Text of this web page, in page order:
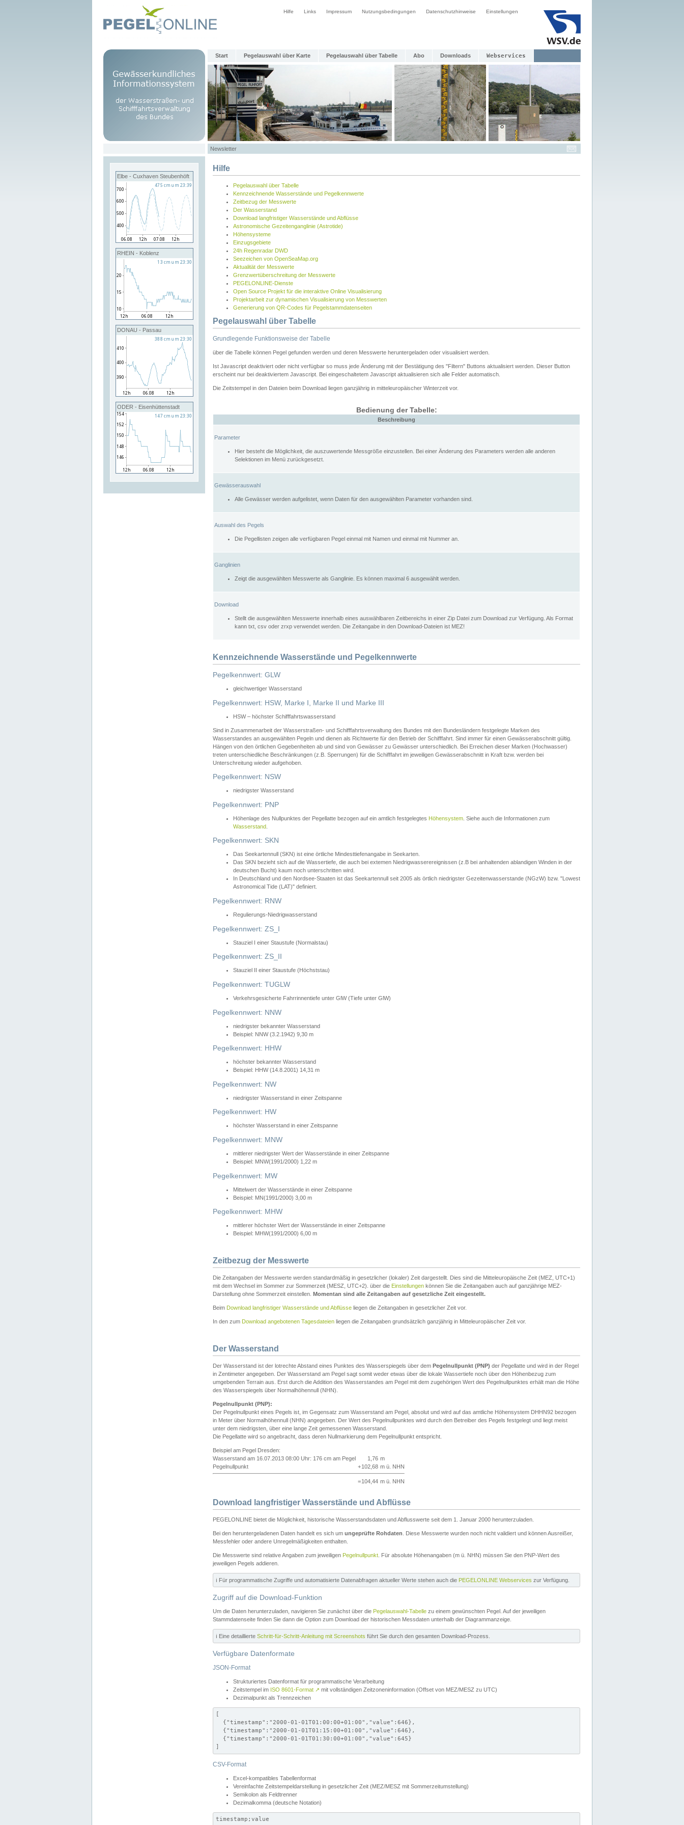
Hilfe Links Impressum Nutzungsbedingungen Datenschutzhinweise Einstellungen
Start Pegelauswahl über Karte Pegelauswahl über Tabelle Abo Downloads Webservices
Newsletter
Elbe - Cuxhaven Steubenhöft
RHEIN - Koblenz
DONAU - Passau
ODER - Eisenhüttenstadt
Hilfe
Pegelauswahl über Tabelle
Kennzeichnende Wasserstände und Pegelkennwerte
Zeitbezug der Messwerte
Der Wasserstand
Download langfristiger Wasserstände und Abflüsse
Astronomische Gezeitenganglinie (Astrotide)
Höhensysteme
Einzugsgebiete
24h Regenradar DWD
Seezeichen von OpenSeaMap.org
Aktualität der Messwerte
Grenzwertüberschreitung der Messwerte
PEGELONLINE-Dienste
Open Source Projekt für die interaktive Online Visualisierung
Projektarbeit zur dynamischen Visualisierung von Messwerten
Generierung von QR-Codes für Pegelstammdatenseiten
Pegelauswahl über Tabelle
Grundlegende Funktionsweise der Tabelle
über die Tabelle können Pegel gefunden werden und deren Messwerte heruntergeladen oder visualisiert werden.
Ist Javascript deaktiviert oder nicht verfügbar so muss jede Änderung mit der Bestätigung des "Filtern" Buttons aktualisiert werden. Dieser Button
erscheint nur bei deaktiviertem Javascript. Bei eingeschaltetem Javascript aktualisieren sich alle Felder automatisch.
Die Zeitstempel in den Dateien beim Download liegen ganzjährig in mitteleuropäischer Winterzeit vor.
Bedienung der Tabelle:
Beschreibung
Parameter
Hier besteht die Möglichkeit, die auszuwertende Messgröße einzustellen. Bei einer Änderung des Parameters werden alle anderen
Selektionen im Menü zurückgesetzt.
Gewässerauswahl
Alle Gewässer werden aufgelistet, wenn Daten für den ausgewählten Parameter vorhanden sind.
Auswahl des Pegels
Die Pegellisten zeigen alle verfügbaren Pegel einmal mit Namen und einmal mit Nummer an.
Ganglinien
Zeigt die ausgewählten Messwerte als Ganglinie. Es können maximal 6 ausgewählt werden.
Download
Stellt die ausgewählten Messwerte innerhalb eines auswählbaren Zeitbereichs in einer Zip Datei zum Download zur Verfügung. Als Format
kann txt, csv oder zrxp verwendet werden. Die Zeitangabe in den Download-Dateien ist MEZ!
Kennzeichnende Wasserstände und Pegelkennwerte
Pegelkennwert: GLW
gleichwertiger Wasserstand
Pegelkennwert: HSW, Marke I, Marke II und Marke III
HSW – höchster Schifffahrtswasserstand
Sind in Zusammenarbeit der Wasserstraßen- und Schifffahrtsverwaltung des Bundes mit den Bundesländern festgelegte Marken des
Wasserstandes an ausgewählten Pegeln und dienen als Richtwerte für den Betrieb der Schifffahrt. Sind immer für einen Gewässerabschnitt gültig.
Hängen von den örtlichen Gegebenheiten ab und sind von Gewässer zu Gewässer unterschiedlich. Bei Erreichen dieser Marken (Hochwasser)
treten unterschiedliche Beschränkungen (z.B. Sperrungen) für die Schifffahrt im jeweiligen Gewässerabschnitt in Kraft bzw. werden bei
Unterschreitung wieder aufgehoben.
Pegelkennwert: NSW
niedrigster Wasserstand
Pegelkennwert: PNP
Höhenlage des Nullpunktes der Pegellatte bezogen auf ein amtlich festgelegtes Höhensystem . Siehe auch die Informationen zum
Wasserstand
Pegelkennwert: SKN
Das Seekartennull (SKN) ist eine örtliche Mindesttiefenangabe in Seekarten.
Das SKN bezieht sich auf die Wassertiefe, die auch bei extemen Niedrigwasserereignissen (z.B bei anhaltenden ablandigen Winden in der
deutschen Bucht) kaum noch unterschritten wird.
In Deutschland und den Nordsee-Staaten ist das Seekartennull seit 2005 als örtlich niedrigster Gezeitenwasserstande (NGzW) bzw. "Lowest
Astronomical Tide (LAT)" definiert.
Pegelkennwert: RNW
Regulierungs-Niedrigwasserstand
Pegelkennwert: ZS_I
Stauziel I einer Staustufe (Normalstau)
Pegelkennwert: ZS_II
Stauziel II einer Staustufe (Höchststau)
Pegelkennwert: TUGLW
Verkehrsgesicherte Fahrrinnentiefe unter GlW (Tiefe unter GlW)
Pegelkennwert: NNW
niedrigster bekannter Wasserstand
Beispiel: NNW (3.2.1942) 9,30 m
Pegelkennwert: HHW
höchster bekannter Wasserstand
Beispiel: HHW (14.8.2001) 14,31 m
Pegelkennwert: NW
niedrigster Wasserstand in einer Zeitspanne
Pegelkennwert: HW
höchster Wasserstand in einer Zeitspanne
Pegelkennwert: MNW
mittlerer niedrigster Wert der Wasserstände in einer Zeitspanne
Beispiel: MNW(1991/2000) 1,22 m
Pegelkennwert: MW
Mittelwert der Wasserstände in einer Zeitspanne
Beispiel: MN(1991/2000) 3,00 m
Pegelkennwert: MHW
mittlerer höchster Wert der Wasserstände in einer Zeitspanne
Beispiel: MHW(1991/2000) 6,00 m
Zeitbezug der Messwerte
Die Zeitangaben der Messwerte werden standardmäßig in gesetzlicher (lokaler) Zeit dargestellt. Dies sind die Mitteleuropäische Zeit (MEZ, UTC+1)
mit dem Wechsel im Sommer zur Sommerzeit (MESZ, UTC+2). über die Einstellungen können Sie die Zeitangaben auch auf ganzjährige MEZ-
Darstellung ohne Sommerzeit einstellen. Momentan sind alle Zeitangaben auf gesetzliche Zeit eingestellt.
Beim Download langfristiger Wasserstände und Abflüsse liegen die Zeitangaben in gesetzlicher Zeit vor.
In den zum Download angebotenen Tagesdateien liegen die Zeitangaben grundsätzlich ganzjährig in Mitteleuropäischer Zeit vor.
Der Wasserstand
Der Wasserstand ist der lotrechte Abstand eines Punktes des Wasserspiegels über dem Pegelnullpunkt (PNP) der Pegellatte und wird in der Regel
in Zentimeter angegeben. Der Wasserstand am Pegel sagt somit weder etwas über die lokale Wassertiefe noch über den Höhenbezug zum
umgebenden Terrain aus. Erst durch die Addition des Wasserstandes am Pegel mit dem zugehörigen Wert des Pegelnullpunktes erhält man die Höhe
des Wasserspiegels über Normalhöhennull (NHN).
Pegelnullpunkt (PNP):
Der Pegelnullpunkt eines Pegels ist, im Gegensatz zum Wasserstand am Pegel, absolut und wird auf das amtliche Höhensystem DHHN92 bezogen
in Meter über Normalhöhennull (NHN) angegeben. Der Wert des Pegelnullpunktes wird durch den Betreiber des Pegels festgelegt und liegt meist
unter dem niedrigsten, über eine lange Zeit gemessenen Wasserstand.
Die Pegellatte wird so angebracht, dass deren Nullmarkierung dem Pegelnullpunkt entspricht.
Beispiel am Pegel Dresden:
Wasserstand am 16.07.2013 08:00 Uhr: 176 cm am Pegel
1,76 m
Pegelnullpunkt
+102,68 m ü. NHN
=104,44 m ü. NHN
Download langfristiger Wasserstände und Abflüsse
PEGELONLINE bietet die Möglichkeit, historische Wasserstandsdaten und Abflusswerte seit dem 1. Januar 2000 herunterzuladen.
Bei den heruntergeladenen Daten handelt es sich um ungeprüfte Rohdaten . Diese Messwerte wurden noch nicht validiert und können Ausreißer,
Messfehler oder andere Unregelmäßigkeiten enthalten.
Die Messwerte sind relative Angaben zum jeweiligen Pegelnullpunkt . Für absolute Höhenangaben (m ü. NHN) müssen Sie den PNP-Wert des
jeweiligen Pegels addieren.
ℹ️ Für programmatische Zugriffe und automatisierte Datenabfragen aktueller Werte stehen auch die PEGELONLINE Webservices zur Verfügung.
Zugriff auf die Download-Funktion
Um die Daten herunterzuladen, navigieren Sie zunächst über die Pegelauswahl-Tabelle zu einem gewünschten Pegel. Auf der jeweiligen
Stammdatenseite finden Sie dann die Option zum Download der historischen Messdaten unterhalb der Diagrammanzeige.
ℹ️ Eine detaillierte Schritt-für-Schritt-Anleitung mit Screenshots führt Sie durch den gesamten Download-Prozess.
Verfügbare Datenformate
JSON-Format
Strukturiertes Datenformat für programmatische Verarbeitung
Zeitstempel im ISO 8601-Format ↗ mit vollständigen Zeitzoneninformation (Offset von MEZ/MESZ zu UTC)
Dezimalpunkt als Trennzeichen
[
  {"timestamp":"2000-01-01T01:00:00+01:00","value":646},
  {"timestamp":"2000-01-01T01:15:00+01:00","value":646},
  {"timestamp":"2000-01-01T01:30:00+01:00","value":645}
]
CSV-Format
Excel-kompatibles Tabellenformat
Vereinfachte Zeitstempeldarstellung in gesetzlicher Zeit (MEZ/MESZ mit Sommerzeitumstellung)
Semikolon als Feldtrenner
Dezimalkomma (deutsche Notation)
timestamp;value